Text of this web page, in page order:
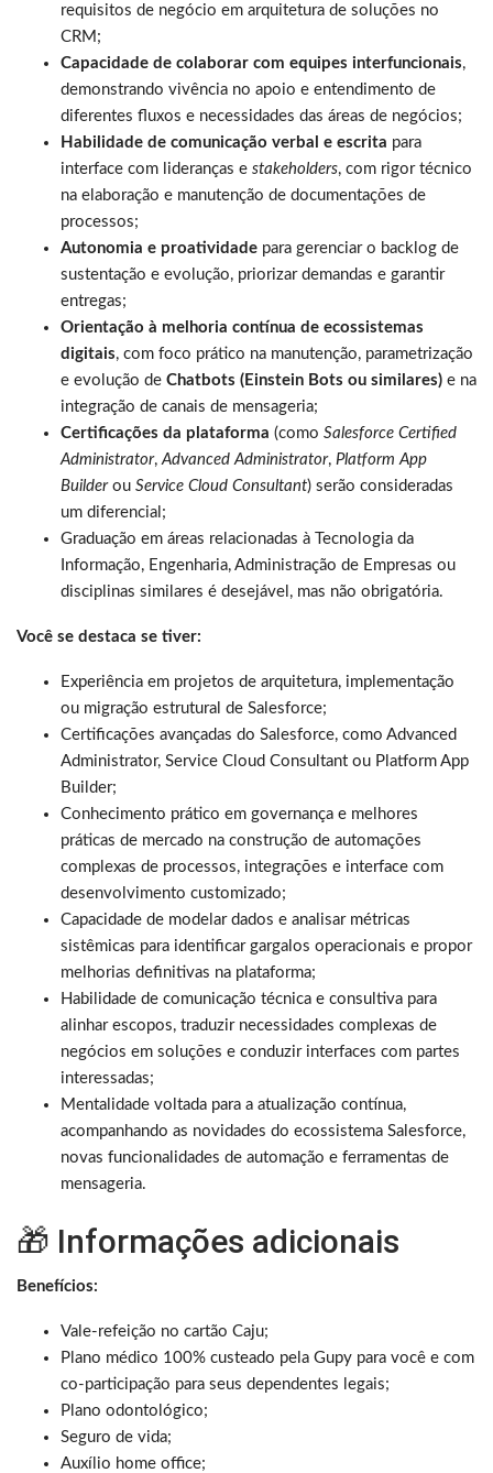
requisitos de negócio em arquitetura de soluções no
CRM;
Capacidade de colaborar com equipes interfuncionais,
demonstrando vivência no apoio e entendimento de
diferentes fluxos e necessidades das áreas de negócios;
Habilidade de comunicação verbal e escrita para
interface com lideranças e stakeholders, com rigor técnico
na elaboração e manutenção de documentações de
processos;
Autonomia e proatividade para gerenciar o backlog de
sustentação e evolução, priorizar demandas e garantir
entregas;
Orientação à melhoria contínua de ecossistemas
digitais, com foco prático na manutenção, parametrização
e evolução de Chatbots (Einstein Bots ou similares) e na
integração de canais de mensageria;
Certificações da plataforma (como Salesforce Certified
Administrator, Advanced Administrator, Platform App
Builderou Service Cloud Consultant) serão consideradas
um diferencial;
Graduação em áreas relacionadas à Tecnologia da
Informação, Engenharia, Administração de Empresas ou
disciplinas similares é desejável, mas não obrigatória.
Você se destaca se tiver:
Experiência em projetos de arquitetura, implementação
ou migração estrutural de Salesforce;
Certificações avançadas do Salesforce, como Advanced
Administrator, Service Cloud Consultant ou Platform App
Builder;
Conhecimento prático em governança e melhores
práticas de mercado na construção de automações
complexas de processos, integrações e interface com
desenvolvimento customizado;
Capacidade de modelar dados e analisar métricas
sistêmicas para identificar gargalos operacionais e propor
melhorias definitivas na plataforma;
Habilidade de comunicação técnica e consultiva para
alinhar escopos, traduzir necessidades complexas de
negócios em soluções e conduzir interfaces com partes
interessadas;
Mentalidade voltada para a atualização contínua,
acompanhando as novidades do ecossistema Salesforce,
novas funcionalidades de automação e ferramentas de
mensageria.
🎁 Informações adicionais
Benefícios:
Vale-refeição no cartão Caju;
Plano médico 100% custeado pela Gupy para você e com
co-participação para seus dependentes legais;
Plano odontológico;
Seguro de vida;
Auxílio home office;